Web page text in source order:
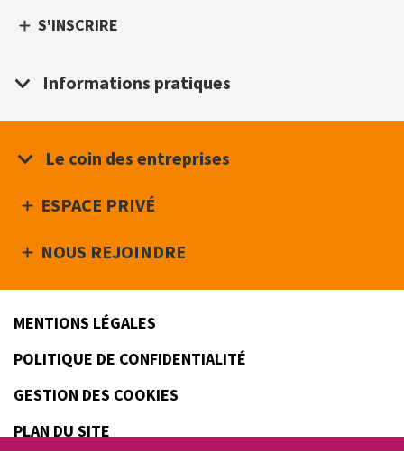
S'INSCRIRE
Informations pratiques
Le coin des entreprises
ESPACE PRIVÉ
NOUS REJOINDRE
Footer
MENTIONS LÉGALES
POLITIQUE DE CONFIDENTIALITÉ
GESTION DES COOKIES
PLAN DU SITE